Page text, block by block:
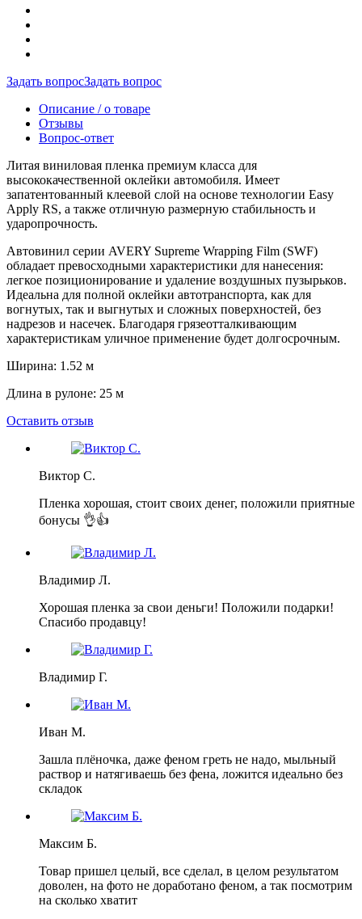
Задать вопросЗадать вопрос
Описание / о товаре
Отзывы
Вопрос-ответ
Литая виниловая пленка премиум класса для
высококачественной оклейки автомобиля. Имеет
запатентованный клеевой слой на основе технологии Easy
Apply RS, а также отличную размерную стабильность и
ударопрочность.
Автовинил серии AVERY Supreme Wrapping Film (SWF)
обладает превосходными характеристики для нанесения:
легкое позиционирование и удаление воздушных пузырьков.
Идеальна для полной оклейки автотранспорта, как для
вогнутых, так и выгнутых и сложных поверхностей, без
надрезов и насечек. Благодаря грязеотталкивающим
характеристикам уличное применение будет долгосрочным.
Ширина: 1.52 м
Длина в рулоне: 25 м
Оставить отзыв
Виктор С.
Пленка хорошая, стоит своих денег, положили приятные
бонусы 👌👍
Владимир Л.
Хорошая пленка за свои деньги! Положили подарки!
Спасибо продавцу!
Владимир Г.
Иван М.
Зашла плёночка, даже феном греть не надо, мыльный
раствор и натягиваешь без фена, ложится идеально без
складок
Максим Б.
Товар пришел целый, все сделал, в целом результатом
доволен, на фото не доработано феном, а так посмотрим
на сколько хватит